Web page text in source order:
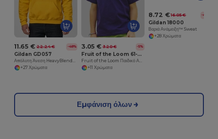
11.65 € 22.24 € -48%
Gildan GD057
+27 Χρώματα
3.05 € 3.20 € -5%
Fruit of the Loom 61-033-0
+11 Χρώματα
8.72 € 16.05 € -46%
Gildan 18000
Βαριά Ανάμειξη™ Sweat
+28 Χρώματα
Εμφάνιση όλων